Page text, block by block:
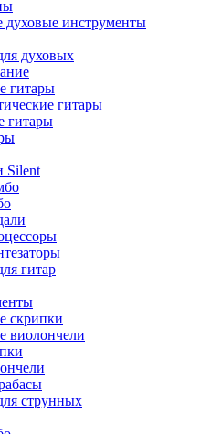
духовые инструменты
духовых
гитары
гитары
гитары
Silent
гитар
скрипки
виолончели
струнных